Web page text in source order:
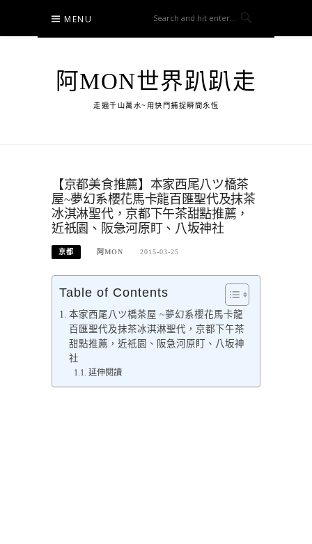
content
MENU
阿MON世界趴趴走
走遍千山萬水~用快門捕捉瞬間永恆
【京都美食推薦】本家西尾八ツ橋茶
屋~夢幻系櫻花馬卡龍百匯聖代及抹茶
冰淇淋聖代，京都下午茶甜點推薦，
近祇園、阪急河原盯、八坂神社
京都 阿MON 2015-03-25
Table of Contents
本家西尾八ツ橋茶屋 ~夢幻系櫻花馬卡龍
百匯聖代及抹茶冰淇淋聖代，京都下午茶
甜點推薦，近祇園、阪急河原盯、八坂神
社
延伸閱讀